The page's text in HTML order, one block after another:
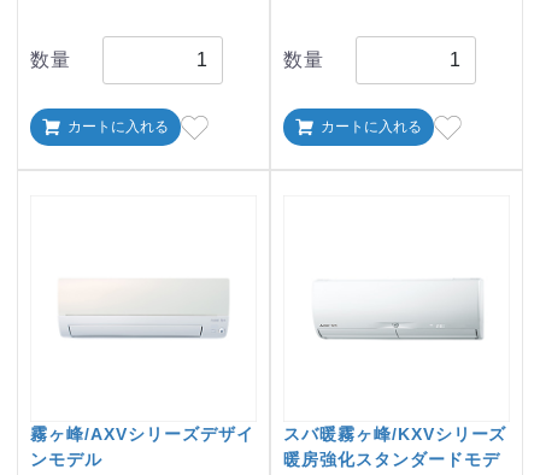
数量
カートに入れる
数量
カートに入れる
霧ヶ峰/AXVシリーズデザイ
ンモデル
スバ暖霧ヶ峰/KXVシリーズ
暖房強化スタンダードモデ